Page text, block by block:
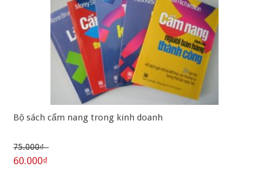
Bộ sách cẩm nang trong kinh doanh
75.000₫
60.000₫